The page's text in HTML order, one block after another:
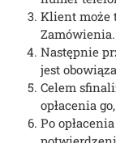
Klient może
Zamówienia.
Następnie
jest
Celem
opłacenia
Po